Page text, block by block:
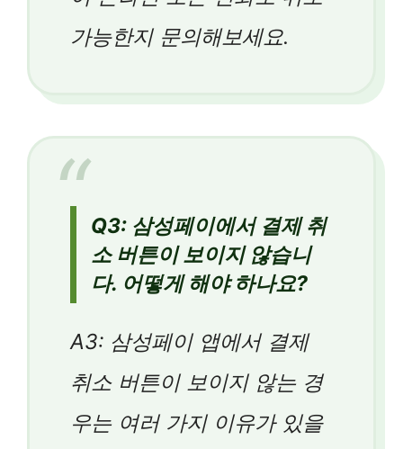
가능한지 문의해보세요.
Q3: 삼성페이에서 결제 취
소 버튼이 보이지 않습니
다. 어떻게 해야 하나요?
A3: 삼성페이 앱에서 결제
취소 버튼이 보이지 않는 경
우는 여러 가지 이유가 있을